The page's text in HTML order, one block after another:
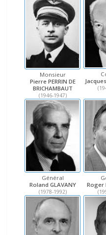
Monsieur
Pierre PERRIN DE
BRICHAMBAUT
(1946-1947)
Général
Roland GLAVANY
(1978-1992)
Roger